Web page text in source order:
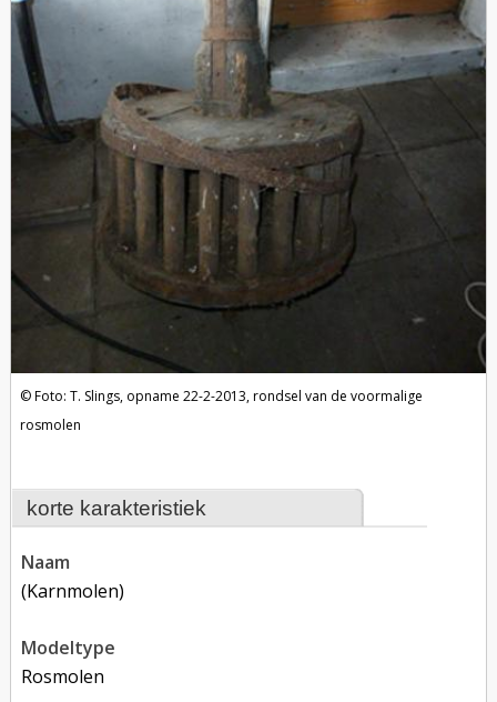
korte karakteristiek
naam
(karnmolen)
modeltype
rosmolen
Foto: T. Slings, opname 22-2-2013, rondsel van de voormalige
rosmolen